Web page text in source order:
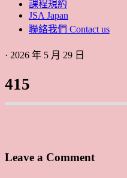
課程規約
JSA Japan
聯絡我們 Contact us
· 2026 年 5 月 29 日
415
Leave a Comment